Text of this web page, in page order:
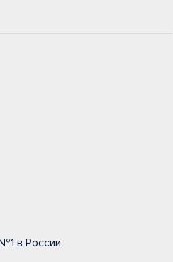
в России